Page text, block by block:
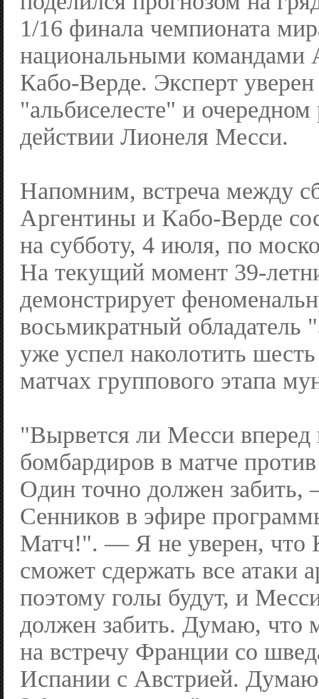
1/16 финала чемпионата
национальными командами
Кабо-Верде. Эксперт уверен
"альбиселесте" и очередном
действии Лионеля Месси.
Напомним, встреча между
Аргентины и Кабо-Верде
на субботу, 4 июля, по
На текущий момент 39-
демонстрирует
восьмикратный обладатель
уже успел наколотить
матчах группового этапа
"Вырвется ли Месси вперед
бомбардиров в матче
Один точно должен забить,
Сенников в эфире
Матч!". — Я не уверен, что
сможет сдержать все атаки
поэтому голы будут, и
должен забить. Думаю, что
на встречу Франции со
Испании с Австрией.